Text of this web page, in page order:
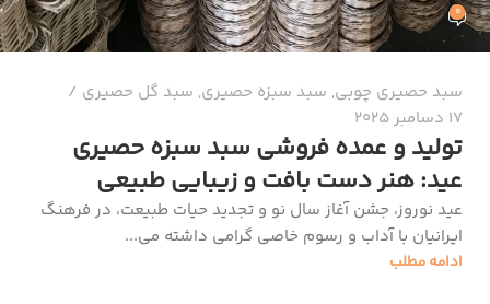
0
سبد حصیری چوبی, سبد سبزه حصیری, سبد گل حصیری
17 دسامبر 2025
تولید و عمده فروشی سبد سبزه حصیری
عید: هنر دست بافت و زیبایی طبیعی
عید نوروز، جشن آغاز سال نو و تجدید حیات طبیعت، در فرهنگ
ایرانیان با آداب و رسوم خاصی گرامی داشته می‌...
ادامه مطلب